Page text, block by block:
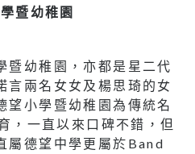
暨幼稚園
暨幼稚園，亦都是星二代
言兩名女女及楊思琦的女
望小學暨幼稚園為傳統名
，一直以來口碑不錯，但
屬德望中學更屬於Band